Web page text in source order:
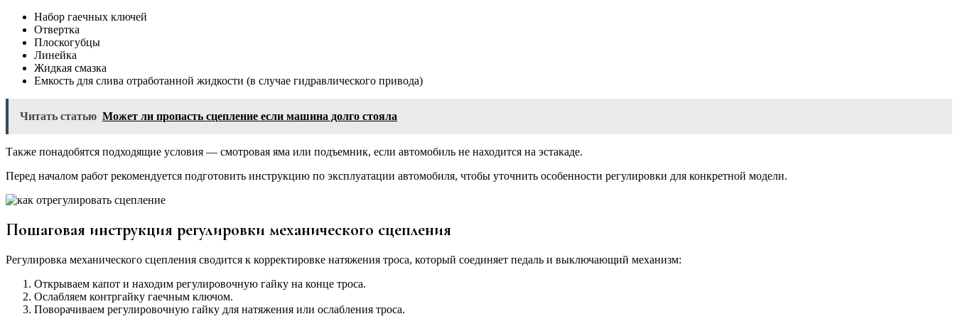
Набор гаечных ключей
Отвертка
Плоскогубцы
Линейка
Жидкая смазка
Емкость для слива отработанной жидкости (в случае гидравлического привода)
Читать статью Может ли пропасть сцепление если машина долго стояла
Также понадобятся подходящие условия — смотровая яма или подъемник, если автомобиль не находится на эстакаде.
Перед началом работ рекомендуется подготовить инструкцию по эксплуатации автомобиля, чтобы уточнить особенности регулировки для конкретной модели.
Пошаговая инструкция регулировки механического сцепления
Регулировка механического сцепления сводится к корректировке натяжения троса, который соединяет педаль и выключающий механизм:
Открываем капот и находим регулировочную гайку на конце троса.
Ослабляем контргайку гаечным ключом.
Поворачиваем регулировочную гайку для натяжения или ослабления троса.